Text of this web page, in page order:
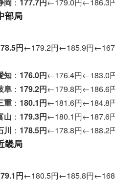
部局
円←179.2円←185.9円
知 ： 176.0円←176.4円←183.0
阜 ： 179.2円←179.8円←186.6
重 ： 180.1円←181.6円←184.8
山 ： 179.3円←180.1円←187.6
川 ： 178.5円←178.8円←188.2
畿局
円←180.5円←185.8円